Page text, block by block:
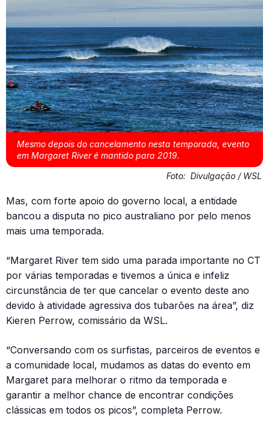
Mesmo depois do cancelamento nesta temporada, evento
em Margaret River é mantido para 2019.
Foto: Divulgação / WSL
Mas, com forte apoio do governo local, a entidade
bancou a disputa no pico australiano por pelo menos
mais uma temporada.
“Margaret River tem sido uma parada importante no CT
por várias temporadas e tivemos a única e infeliz
circunstância de ter que cancelar o evento deste ano
devido à atividade agressiva dos tubarões na área”, diz
Kieren Perrow, comissário da WSL.
“Conversando com os surfistas, parceiros de eventos e
a comunidade local, mudamos as datas do evento em
Margaret para melhorar o ritmo da temporada e
garantir a melhor chance de encontrar condições
clássicas em todos os picos”, completa Perrow.